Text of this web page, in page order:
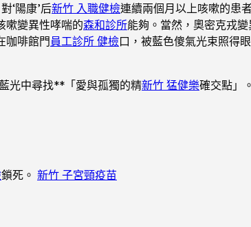
‘陽康’后新竹 入職健檢連續兩個月以上咳嗽的患
嗽變異性哮喘的森和診所能夠。當然，奧密克戎
咖啡館門員工診所 健檢口，被藍色傻氣光束照得
光中尋找**「愛與孤獨的精新竹 猛健樂確交點」
鎖死。 新竹 子宮頸疫苗